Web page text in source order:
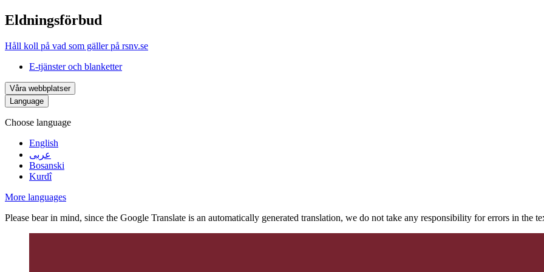
Eldningsförbud
Håll koll på vad som gäller på rsnv.se
E-tjänster och blanketter
Våra webbplatser
Language
Choose language
English
عربى
Bosanski
Kurdî
More languages
Please bear in mind, since the Google Translate is an automatically generated translation, we do not take any responsibility for errors in the